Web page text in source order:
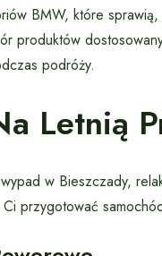
BMW, które
produktów
podróży.
Letnią
w Bieszczady,
przygotować